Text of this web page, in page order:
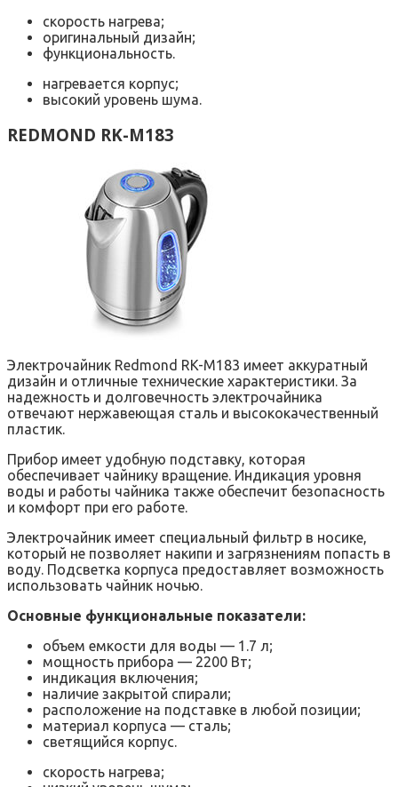
скорость нагрева;
оригинальный дизайн;
функциональность.
нагревается корпус;
высокий уровень шума.
REDMOND RK-M183
Электрочайник Redmond RK-M183 имеет аккуратный
дизайн и отличные технические характеристики. За
надежность и долговечность электрочайника
отвечают нержавеющая сталь и высококачественный
пластик.
Прибор имеет удобную подставку, которая
обеспечивает чайнику вращение. Индикация уровня
воды и работы чайника также обеспечит безопасность
и комфорт при его работе.
Электрочайник имеет специальный фильтр в носике,
который не позволяет накипи и загрязнениям попасть в
воду. Подсветка корпуса предоставляет возможность
использовать чайник ночью.
Основные функциональные показатели:
объем емкости для воды — 1.7 л;
мощность прибора — 2200 Вт;
индикация включения;
наличие закрытой спирали;
расположение на подставке в любой позиции;
материал корпуса — сталь;
светящийся корпус.
скорость нагрева;